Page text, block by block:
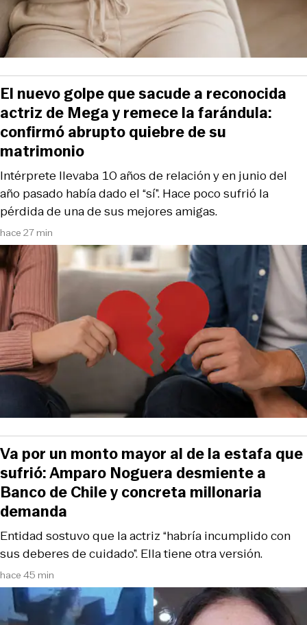
hace 27 min
Intérprete llevaba 10 años de relación y en junio del
año pasado había dado el “sí”. Hace poco sufrió la
pérdida de una de sus mejores amigas.
El nuevo golpe que sacude a reconocida
actriz de Mega y remece la farándula:
confirmó abrupto quiebre de su
matrimonio
hace 45 min
Entidad sostuvo que la actriz “habría incumplido con
sus deberes de cuidado”. Ella tiene otra versión.
Va por un monto mayor al de la estafa que
sufrió: Amparo Noguera desmiente a
Banco de Chile y concreta millonaria
demanda